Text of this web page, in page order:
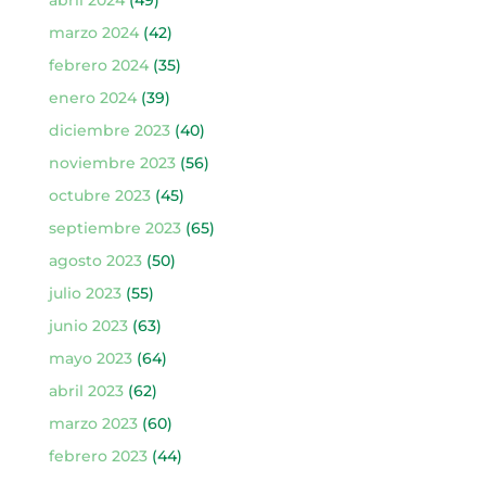
marzo 2024(42)
febrero 2024(35)
enero 2024(39)
diciembre 2023(40)
noviembre 2023(56)
octubre 2023(45)
septiembre 2023(65)
agosto 2023(50)
julio 2023(55)
junio 2023(63)
mayo 2023(64)
abril 2023(62)
marzo 2023(60)
febrero 2023(44)